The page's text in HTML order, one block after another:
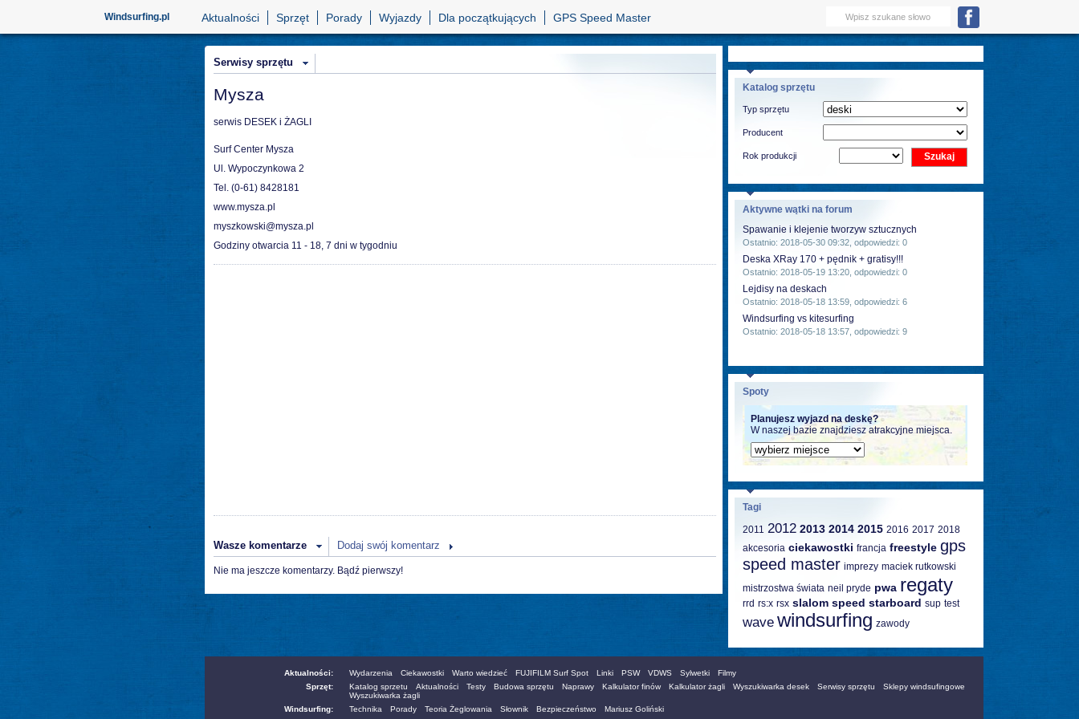
Windsurfing.pl Aktualności Sprzęt Porady Wyjazdy Dla początkujących GPS Speed Master
Serwisy sprzętu
Mysza
serwis DESEK i ŻAGLI
Surf Center Mysza
Ul. Wypoczynkowa 2
Tel. (0-61) 8428181
www.mysza.pl
myszkowski@mysza.pl
Godziny otwarcia 11 - 18, 7 dni w tygodniu
Wasze komentarze Dodaj swój komentarz
Nie ma jeszcze komentarzy. Bądź pierwszy!
Katalog sprzętu
Typ sprzętu
Producent
Rok produkcji
Aktywne wątki na forum
Spawanie i klejenie tworzyw sztucznych
Ostatnio: 2018-05-30 09:32, odpowiedzi: 0
Deska XRay 170 + pędnik + gratisy!!!
Ostatnio: 2018-05-19 13:20, odpowiedzi: 0
Lejdisy na deskach
Ostatnio: 2018-05-18 13:59, odpowiedzi: 6
Windsurfing vs kitesurfing
Ostatnio: 2018-05-18 13:57, odpowiedzi: 9
Spoty
Planujesz wyjazd na deskę?
W naszej bazie znajdziesz atrakcyjne miejsca.
Tagi
2011 2012 2013 2014 2015 2016 2017 2018
akcesoria ciekawostki francja freestyle gps
speed master imprezy maciek rutkowski
mistrzostwa świata neil pryde pwa regaty
rrd rs:x rsx slalom speed starboard sup test
wave windsurfing zawody
Aktualności: Wydarzenia Ciekawostki Warto wiedzieć FUJIFILM Surf Spot Linki PSW VDWS Sylwetki
Filmy
Sprzęt:
Katalog sprzetu Aktualności Testy Budowa sprzętu Naprawy Kalkulator finów Kalkulator żagli Wyszukiwarka desek Serwisy sprzętu
Sklepy windsufingowe
Wyszukiwarka żagli
Windsurfing:
Technika Porady Teoria Żeglowania Słownik Bezpieczeństwo
Mariusz Goliński